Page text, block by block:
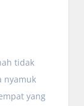
tidak
nyamuk
yang